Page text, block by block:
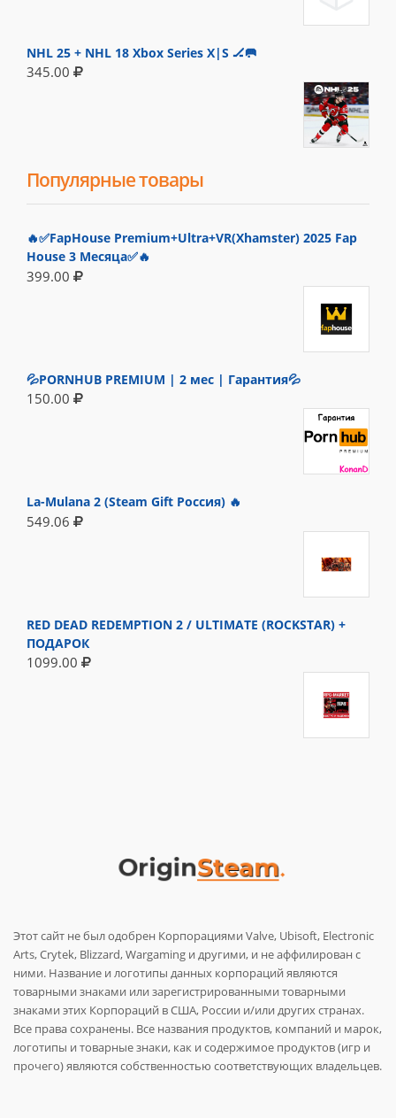
NHL 25 + NHL 18 Xbox Series X|S 🏒🥅
345.00
Популярные товары
🔥✅FapHouse Premium+Ultra+VR(Xhamster) 2025 Fap
House 3 Месяца✅🔥
399.00
💦PORNHUB PREMIUM | 2 мес | Гарантия💦
150.00
La-Mulana 2 (Steam Gift Россия) 🔥
549.06
RED DEAD REDEMPTION 2 / ULTIMATE (ROCKSTAR) +
ПОДАРОК
1099.00
Этот сайт не был одобрен Корпорациями Valve, Ubisoft, Electronic
Arts, Crytek, Blizzard, Wargaming и другими, и не аффилирован с
ними. Название и логотипы данных корпораций являются
товарными знаками или зарегистрированными товарными
знаками этих Корпораций в США, России и/или других странах.
Все права сохранены. Все названия продуктов, компаний и марок,
логотипы и товарные знаки, как и содержимое продуктов (игр и
прочего) являются собственностью соответствующих владельцев.